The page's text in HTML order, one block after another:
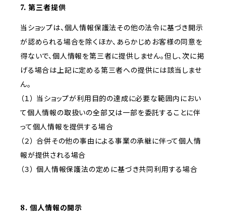
7. 第三者提供
当ショップは、個人情報保護法その他の法令に基づき開示
が認められる場合を除くほか、あらかじめお客様の同意を
得ないで、個人情報を第三者に提供しません。但し、次に掲
げる場合は上記に定める第三者への提供には該当しませ
ん。
（１） 当ショップが利用目的の達成に必要な範囲内におい
て個人情報の取扱いの全部又は一部を委託することに伴
って個人情報を提供する場合
（２） 合併その他の事由による事業の承継に伴って個人情
報が提供される場合
（３） 個人情報保護法の定めに基づき共同利用する場合
8. 個人情報の開示